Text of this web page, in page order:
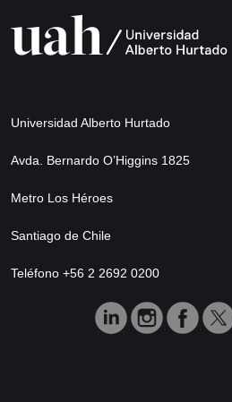
Universidad Alberto Hurtado
Avda. Bernardo O’Higgins 1825
Metro Los Héroes
Santiago de Chile
Teléfono +56 2 2692 0200